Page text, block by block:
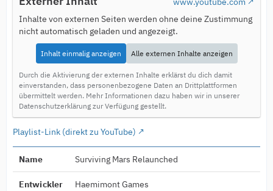
Inhalte von externen Seiten werden ohne deine Zustimmung
nicht automatisch geladen und angezeigt.
Inhalt einmalig anzeigen Alle externen Inhalte anzeigen
Durch die Aktivierung der externen Inhalte erklärst du dich damit
einverstanden, dass personenbezogene Daten an Drittplattformen
übermittelt werden. Mehr Informationen dazu haben wir in unserer
Datenschutzerklärung zur Verfügung gestellt.
Playlist-Link (direkt zu YouTube)
Name Surviving Mars Relaunched
Entwickler Haemimont Games